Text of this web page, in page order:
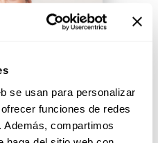
se usan para personalizar
funciones de redes
compartimos